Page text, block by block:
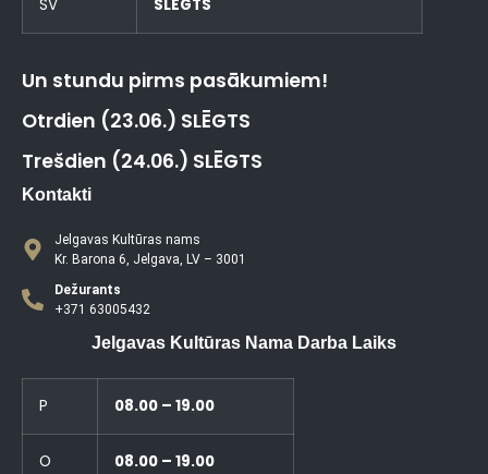
SV SLĒGTS
Un stundu pirms pasākumiem!
Otrdien (23.06.) SLĒGTS
Trešdien (24.06.) SLĒGTS
Kontakti
Jelgavas Kultūras nams
Kr. Barona 6, Jelgava, LV – 3001
Dežurants
+371 63005432
Jelgavas Kultūras Nama Darba Laiks
P 08.00 – 19.00
O 08.00 – 19.00